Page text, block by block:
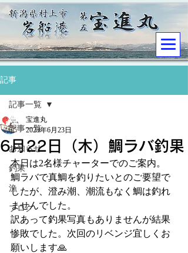
記事
記事一覧
お知らせ
釣果
漁
ブログ
記事一覧
6月22日（木）鯛ラバ釣果
宝進丸
2023年6月23日
本日は2名様チャーターでのご案内。
鯛ラバで真鯛を釣りたいとのご要望で
したが、澄み潮、潮流もなく鯛は釣れ
ませんでした。
訳あって釣果写真もありませんが結果
惨敗でした。次回のリベンジ宜しくお
願いします🙏